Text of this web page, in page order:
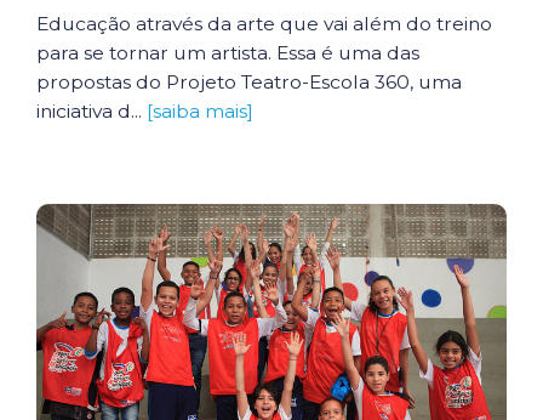
Educação através da arte que vai além do treino
para se tornar um artista. Essa é uma das
propostas do Projeto Teatro-Escola 360, uma
iniciativa d... [saiba mais]